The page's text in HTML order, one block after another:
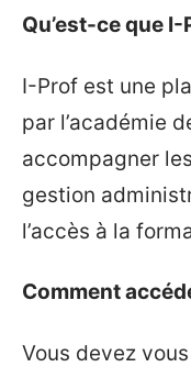
Qu’est-ce que I-
I-Prof est une
par l’académie
accompagner
gestion
l’accès à la
Comment
Vous devez